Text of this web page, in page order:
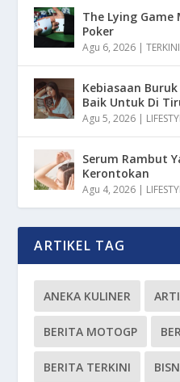
The Lying Game
Poker
Agu 6, 2026 |TERKINI
Kebiasaan
Baik Untuk Di
Agu 5, 2026 |
Serum Rambut
Kerontokan
Agu 4, 2026 |
ARTIKEL TAG
ANEKA KULINER
BERITA MOTOGP
BERITA TERKINI